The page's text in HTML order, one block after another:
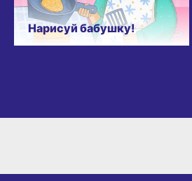
Нарисуй бабушку!